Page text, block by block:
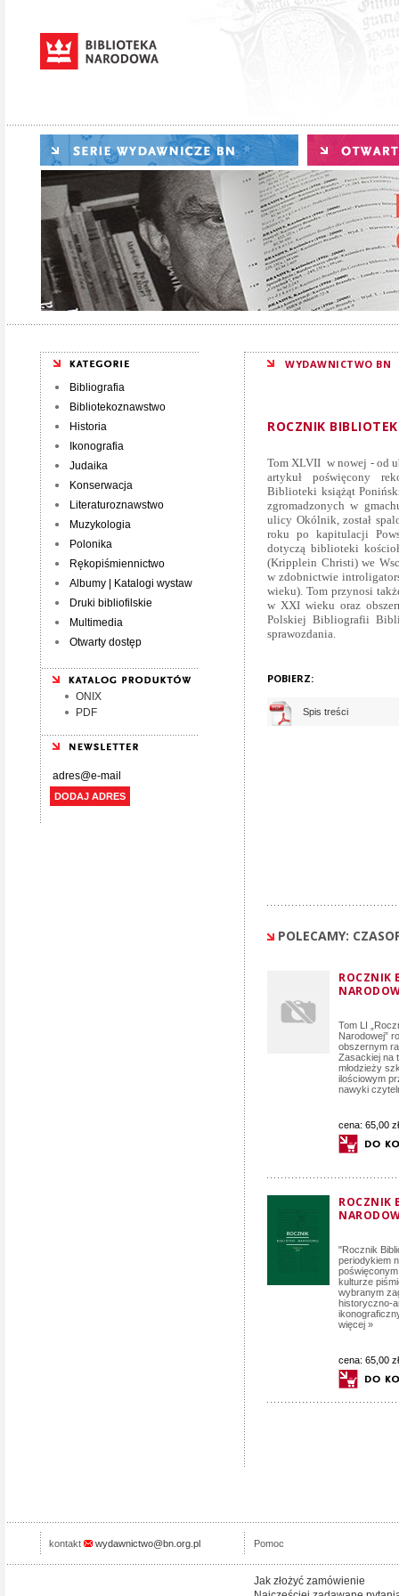
Bibliografia
Bibliotekoznawstwo
Historia
Ikonografia
Judaika
Konserwacja
Literaturoznawstwo
Muzykologia
Polonika
Rękopiśmiennictwo
Albumy | Katalogi wystaw
Druki bibliofilskie
Multimedia
Otwarty dostęp
ONIX
PDF
DODAJ ADRES
WYDAWNICTWO BN
ROCZNIK
Tom XLVII w nowej - od
artykuł poświęcony
Biblioteki książąt
zgromadzonych w
ulicy Okólnik, został
roku po kapitulacji
dotyczą biblioteki
(Kripplein Christi) we
w zdobnictwie
wieku). Tom przynosi
w XXI wieku oraz
Polskiej Bibliografii
sprawozdania.
POBIERZ:
Spis treści
POLECAMY:
ROCZNIK
Tom LI
Narodowej”
obszernym
Zasackiej na
młodzieży
ilościowym
nawyki
cena: 65,00 zł
ROCZNIK
"Rocznik
periodykiem
kulturze
wybranym
historyczno-
więcej »
cena: 65,00 zł
kontakt wydawnictwo@bn.org.pl Pomoc
Jak złożyć zamówienie